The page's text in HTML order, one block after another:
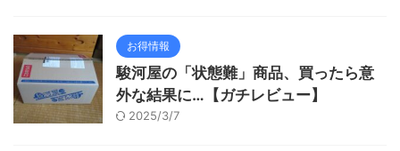
お得情報
駿河屋の「状態難」商品、買ったら意
外な結果に…【ガチレビュー】
2025/3/7